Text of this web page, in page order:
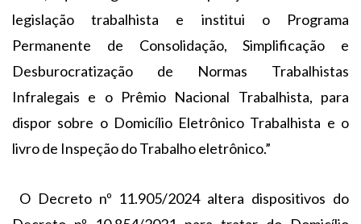
legislação trabalhista e institui o Programa
Permanente de Consolidação, Simplificação e
Desburocratização de Normas Trabalhistas
Infralegais e o Prêmio Nacional Trabalhista, para
dispor sobre o Domicílio Eletrônico Trabalhista e o
livro de Inspeção do Trabalho eletrônico.”
O Decreto nº 11.905/2024 altera dispositivos do